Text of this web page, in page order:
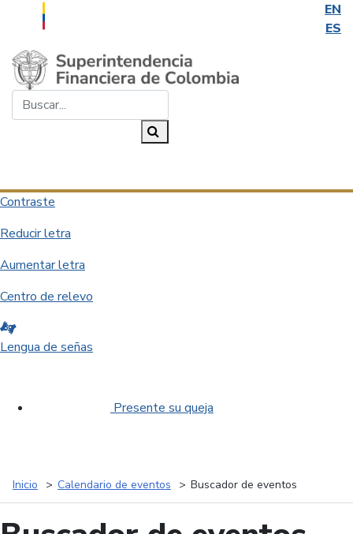
EN
ES
Saltar al contenido principal
Contraste
Reducir letra
Aumentar letra
Centro de relevo
Lengua de señas
Presente su queja
Inicio Calendario de eventos Buscador de eventos